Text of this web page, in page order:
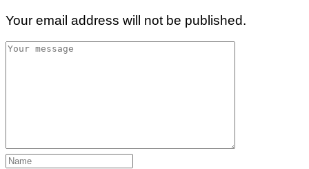
Your email address will not be published.